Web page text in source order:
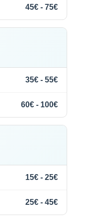
45€ - 75€
35€ - 55€
60€ - 100€
15€ - 25€
25€ - 45€